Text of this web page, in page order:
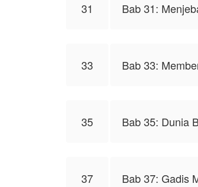
31 Bab 31:
33 Bab 33:
35 Bab 35: Dunia
37 Bab 37: Gadis